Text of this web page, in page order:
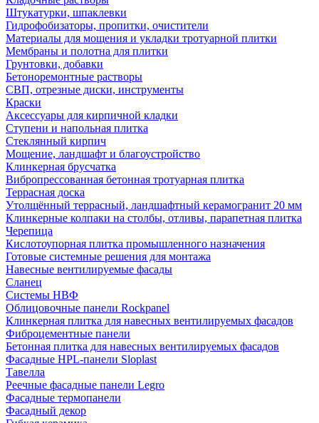
Штукатурки, шпаклевки
Гидрофобизаторы, пропитки, очистители
Материалы для мощения и укладки тротуарной плитки
Мембраны и полотна для плитки
Грунтовки, добавки
Бетоноремонтные растворы
СВП, отрезные диски, инструменты
Краски
Аксессуары для кирпичной кладки
Ступени и напольная плитка
Cтеклянный кирпич
Мощение, ландшафт и благоустройство
Клинкерная брусчатка
Вибропрессованная бетонная тротуарная плитка
Террасная доска
Утолщённый террасный, ландшафтный керамогранит 20 мм
Клинкерные колпаки на столбы, отливы, парапетная плитка
Черепица
Кислотоупорная плитка промышленного назначения
Готовые системные решения для монтажа
Навесные вентилируемые фасады
Сланец
Системы НВФ
Облицовочные панели Rockpanel
Клинкерная плитка для навесных вентилируемых фасадов
Фиброцементные панели
Бетонная плитка для навесных вентилируемых фасадов
Фасадные HPL-панели Sloplast
Тавелла
Реечные фасадные панели Legro
Фасадные термопанели
Фасадный декор